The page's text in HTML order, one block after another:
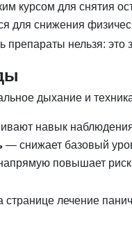
курсом для снятия
для снижения
нельзя: это
дыхание и
навык
— снижает базовый
повышает риск
странице лечение